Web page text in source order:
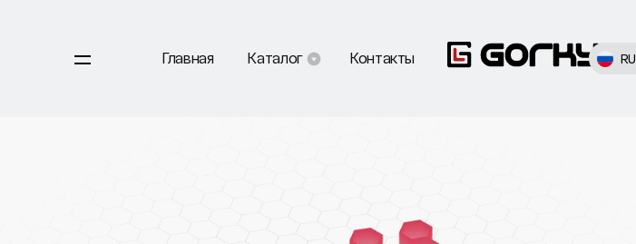
Главная Каталог Контакты RU